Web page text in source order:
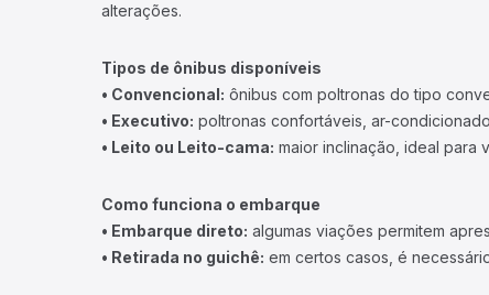
alterações.
Tipos de ônibus disponíveis
• Convencional: ônibus com poltronas do tipo
• Executivo: poltronas confortáveis, ar-
• Leito ou Leito-cama: maior inclinação, ideal para
Como funciona o embarque
• Embarque direto: algumas viações permitem
• Retirada no guichê: em certos casos, é